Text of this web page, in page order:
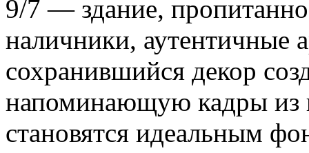
9/7 — здание,
наличники, аутентичные
сохранившийся декор
напоминающую кадры из
становятся идеальным